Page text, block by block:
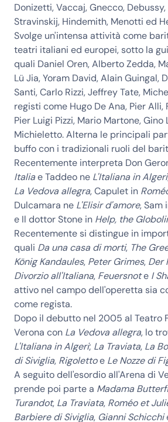
Donizetti, Vaccaj, Gnecco,
Stravinskij, Hindemith, Menotti ed
Svolge un'intensa attività come
teatri italiani ed europei, sotto la
quali Daniel Oren, Alberto Zedda,
Lü Jia, Yoram David, Alain Guingal,
Santi, Carlo Rizzi, Jeffrey Tate,
registi come Hugo De Ana, Pier Alli,
Pier Luigi Pizzi, Mario Martone, Gino
Michieletto. Alterna le principali
buffo con i tradizionali ruoli del
Recentemente interpreta Don
Italiae Taddeo ne L'Italiana in Algeri
La Vedova allegra, Capulet in
Dulcamara ne L'Elisir d'amore, Sam
e Il dottor Stone in Help, the
Recentemente si distingue in
quali Da una casa di morti, The
König Kandaules, Peter Grimes, Der
Divorzio all'Italiana, Feuersnote I
attivo nel campo dell'operetta sia
come regista.
Dopo il debutto nel 2005 al Teatro
Verona con La Vedova allegra, lo
L'Italiana in Algeri; La Traviata, La
di Siviglia, Rigolettoe Le Nozze di
A seguito dell'esordio all'Arena di
prende poi parte a Madama
Turandot, La Traviata, Roméo et
Barbiere di Siviglia, Gianni Schicchi